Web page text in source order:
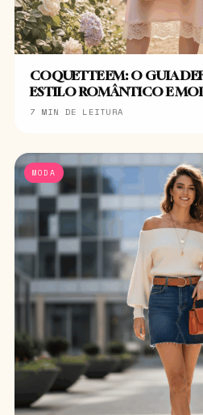
COQUETTE EM: O GUIA
ESTILO ROMÂNTICO E
7 MIN DE LEITURA
MODA